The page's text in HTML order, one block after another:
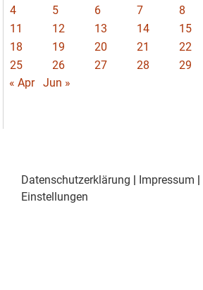
4
5 6 7 8
11
12 13 14 15
18
19 20 21 22
25
26 27 28 29
« Apr
Jun »
Datenschutzerklärung Impressum
Einstellungen